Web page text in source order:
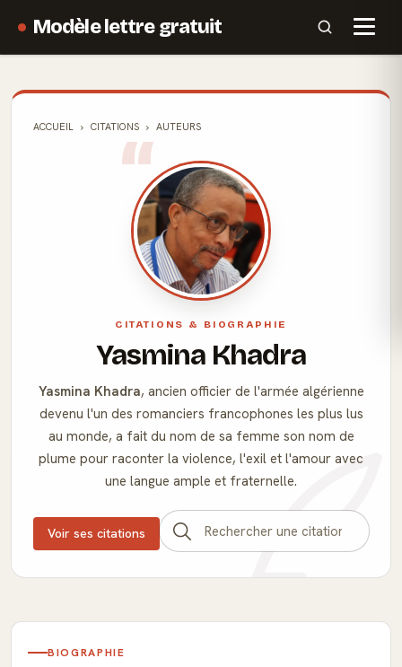
Modèle lettre gratuit
ACCUEIL CITATIONS AUTEURS
CITATIONS & BIOGRAPHIE
Yasmina Khadra
Yasmina Khadra, ancien officier de l'armée algérienne
devenu l'un des romanciers francophones les plus lus
au monde, a fait du nom de sa femme son nom de
plume pour raconter la violence, l'exil et l'amour avec
une langue ample et fraternelle.
Voir ses citations
BIOGRAPHIE